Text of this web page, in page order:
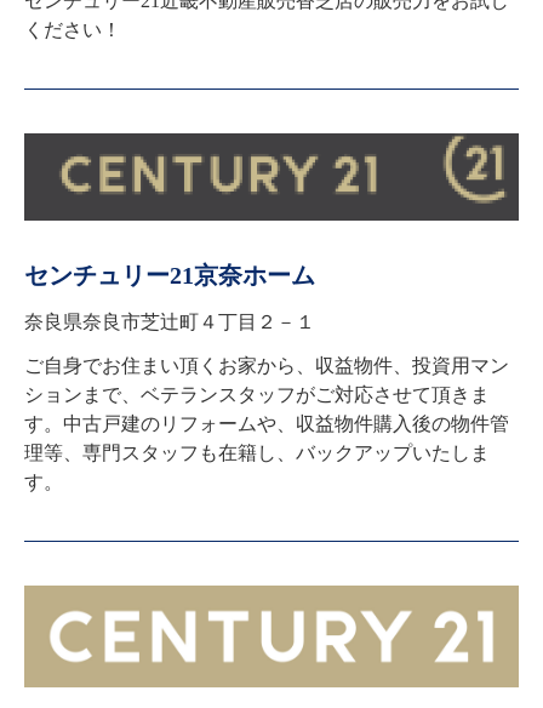
ください！
センチュリー21京奈ホーム
奈良県奈良市芝辻町４丁目２－１
ご自身でお住まい頂くお家から、収益物件、投資用マン
ションまで、ベテランスタッフがご対応させて頂きま
す。中古戸建のリフォームや、収益物件購入後の物件管
理等、専門スタッフも在籍し、バックアップいたしま
す。